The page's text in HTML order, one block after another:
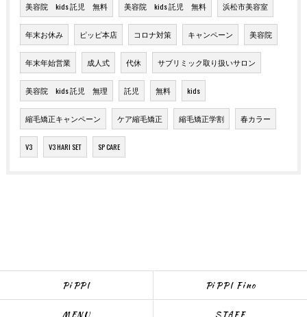
美容院 kids 託児 無料 美容院 kids 託児 無料 浜松市美容室
年末お休み ピッピ本店 コロナ対策 キャンペーン 美容院
年末年始営業 成人式 代休 サブリミック取り扱いサロン
美容院 kids 託児 無理 託児 無料 kids
縮毛矯正キャンペーン ケア縮毛矯正 縮毛矯正学割 春カラー
V3 V3 HARI SET SP CARE
PiPPI PiPPI Fino